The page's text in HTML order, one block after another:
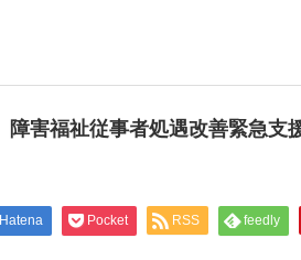
障害福祉従事者処遇改善緊急
Hatena Pocket RSS feedly